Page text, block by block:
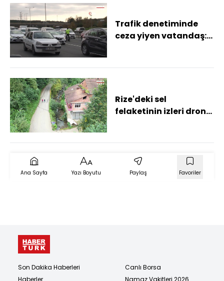
Trafik denetiminde
ceza yiyen vatandaş:
Rize'deki sel
felaketinin izleri drone
Ana Sayfa Yazı Boyutu Paylaş Favoriler
Son Dakika Haberleri
Haberler
Canlı Borsa
Namaz Vakitleri 2026